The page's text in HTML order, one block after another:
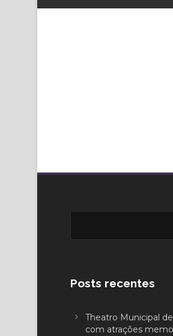
Posts recentes
Theatro Municipal
com atrações